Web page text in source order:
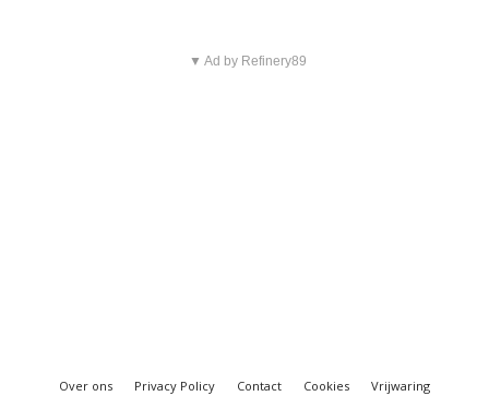
▼ Ad by Refinery89
Over ons Privacy Policy Contact Cookies Vrijwaring